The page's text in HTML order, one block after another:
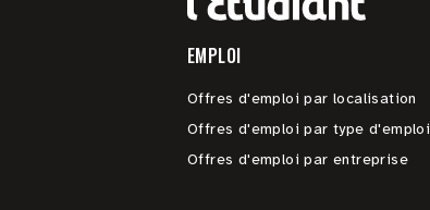
EMPLOI
Offres d'emploi par localisation
Offres d'emploi par type d'emploi
Offres d'emploi par entreprise